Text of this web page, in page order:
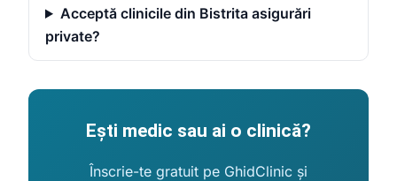
Acceptă clinicile din Bistrita asigurări
private?
Ești medic sau ai o clinică?
Înscrie-te gratuit pe GhidClinic și